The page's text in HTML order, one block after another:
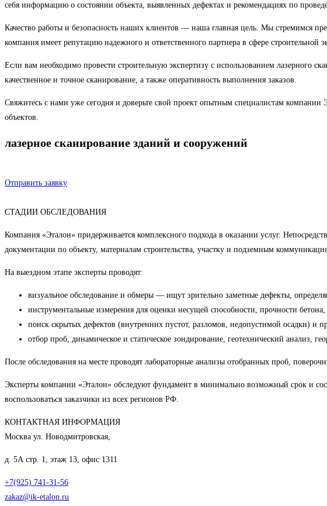
себя информацию о состоянии объекта, выявленных дефектах и рекомендациях по
Качество работы и безопасность наших клиентов — наша главная цель. Мы стремимся
компания имеет репутацию надежного и ответственного партнера в сфере строительной
Если вам необходимо провести строительную экспертизу с использованием
качественное и точное сканирование, а также оперативность выполнения заказов.
Свяжитесь с нами уже сегодня и доверьте свой проект опытным специалистам
объектов.
лазерное сканирование зданий и сооружений
Отправить заявку
СТАДИИ ОБСЛЕДОВАНИЯ
Компания «Эталон» придерживается комплексного подхода в оказании услуг.
документации по объекту, материалам строительства, участку и подземным
На выездном этапе эксперты проводят:
визуальное обследование и обмеры — ищут зрительно заметные дефекты,
инструментальные измерения для оценки несущей способности, прочности
поиск скрытых дефектов (внутренних пустот, разломов, недопустимой осадки)
отбор проб, динамическое и статическое зондирование, геотехнический анализ,
После обследования на месте проводят лабораторные анализы отобранных проб,
Эксперты компании «Эталон» обследуют фундамент в минимально возможный срок и
воспользоваться заказчики из всех регионов РФ.
КОНТАКТНАЯ ИНФОРМАЦИЯ
Москва ул. Новодмитровская,
д. 5А стр. 1, этаж 13, офис 1311
+7(925) 741-31-56
zakaz@ik-etalon.ru